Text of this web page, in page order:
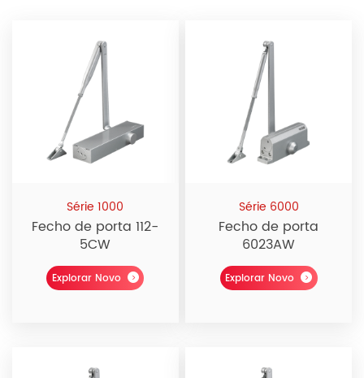
Série 1000
Fecho de porta 112-
5CW
Explorar Novo
Série 6000
Fecho de porta
6023AW
Explorar Novo